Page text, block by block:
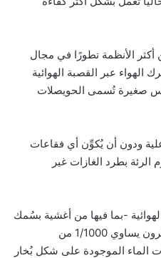
أكثر الأنظمة تطورًا في مجال
الهواء عبر القصبة الهوائية
صغيرة تُسمى الحويصلات
ودون أن يُكوِّن أي فقاعات
الرئة بطرد الغازات غير
-بما فيها من أغشية بسُمك
لا يزيد على بضعة ميكرونات (الميكرون يساوي 1/1000 من
الماء الموجودة على شكل بُخار